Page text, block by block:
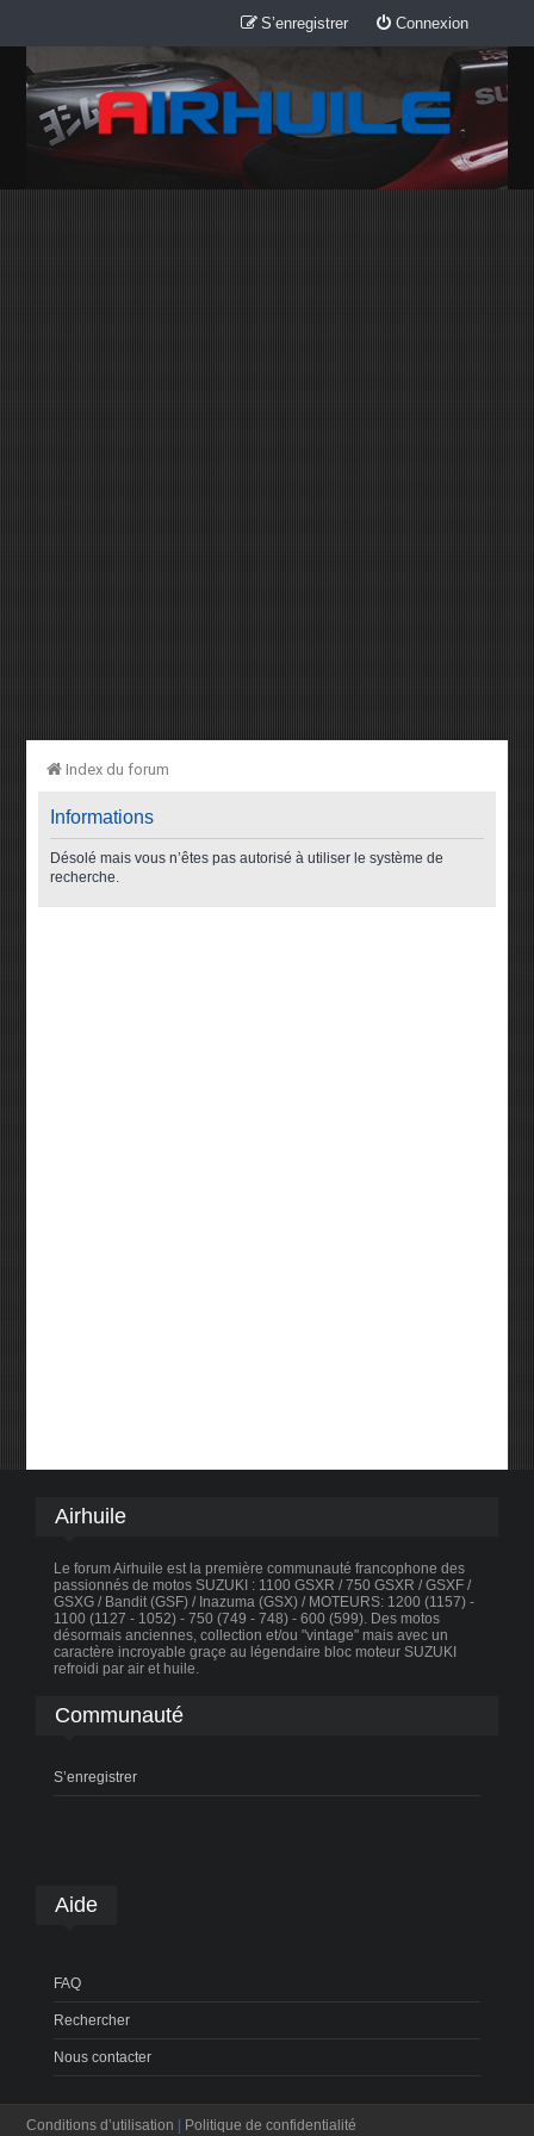
Connexion
S’enregistrer
Index du forum
Informations
Désolé mais vous n’êtes pas autorisé à utiliser le système de
recherche.
Airhuile
Le forum Airhuile est la première communauté francophone des
passionnés de motos SUZUKI : 1100 GSXR / 750 GSXR / GSXF /
GSXG / Bandit (GSF) / Inazuma (GSX) / MOTEURS: 1200 (1157) -
1100 (1127 - 1052) - 750 (749 - 748) - 600 (599). Des motos
désormais anciennes, collection et/ou "vintage" mais avec un
caractère incroyable graçe au légendaire bloc moteur SUZUKI
refroidi par air et huile.
Communauté
S’enregistrer
Aide
FAQ
Rechercher
Nous contacter
Conditions d’utilisation
Politique de confidentialité